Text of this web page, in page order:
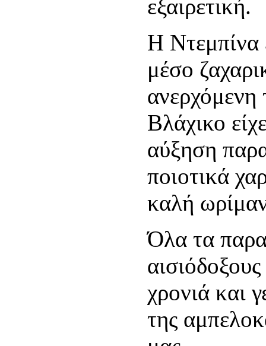
εξαιρετική.
Η Ντεμπίνα
μέσο
ανερχόμενη
Βλάχικο
αύξηση
ποιοτικά
καλή
Όλα τα
χρονιά και
της